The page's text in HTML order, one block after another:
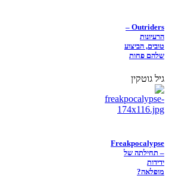
Outriders –
הרעיונות
טובים, הביצוע
שלהם פחות
גיל גוטקין
Freakpocalypse
– תחילתה של
ידידות
מופלאה?